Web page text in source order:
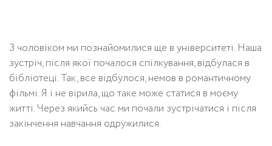
З чоловіком ми познайомилися ще в університеті. Наша
зустріч, після якої почалося спілкування, відбулася в
бібліотеці. Так, все відбулося, немов в романтичному
фільмі. Я і не вірила, що таке може статися в моєму
житті. Через якийсь час ми почали зустрічатися і після
закінчення навчання одружилися.